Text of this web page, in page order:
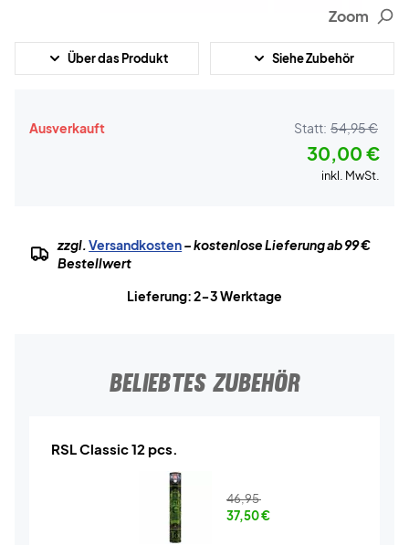
Zoom
Über das Produkt Siehe Zubehör
Ausverkauft Statt: 54,95 €
30,00 €
inkl. MwSt.
zzgl.Versandkosten– kostenlose Lieferung ab 99 €
Bestellwert
Lieferung: 2-3 Werktage
BELIEBTES ZUBEHÖR
RSL Classic 12 pcs.
46,95
37,50€